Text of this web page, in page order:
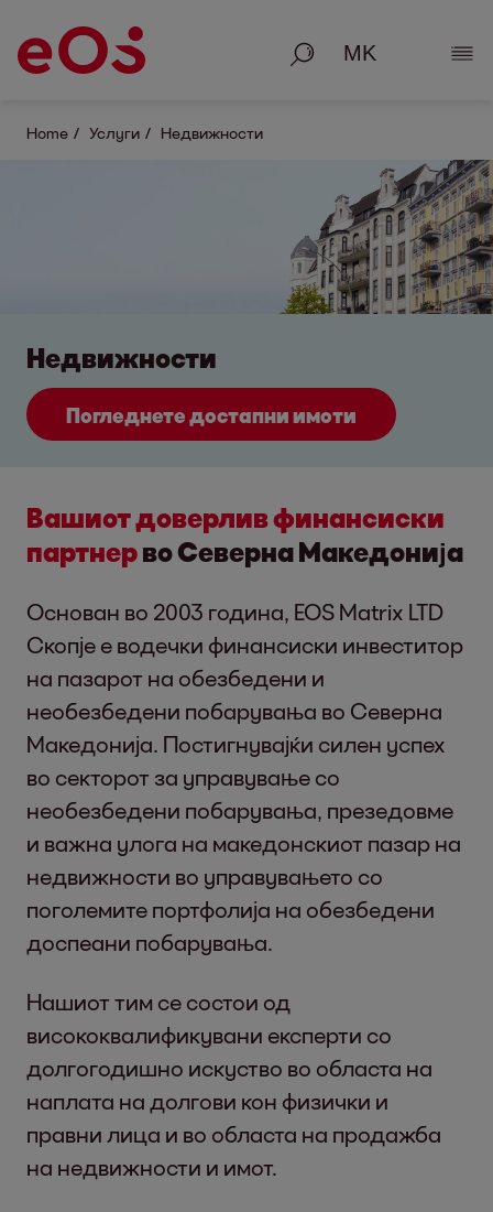
Пребарување
Home Услуги Недвижности
Недвижности
Погледнете достапни имоти
Вашиот доверлив финансиски
партнерво Северна Македонија
Основан во 2003 година, EOS Matrix LTD
Скопје е водечки финансиски инвеститор
на пазарот на обезбедени и
необезбедени побарувања во Северна
Македонија. Постигнувајќи силен успех
во секторот за управување со
необезбедени побарувања, презедовме
и важна улога на македонскиот пазар на
недвижности во управувањето со
поголемите портфолија на обезбедени
доспеани побарувања.
Нашиот тим се состои од
висококвалификувани експерти со
долгогодишно искуство во областа на
наплата на долгови кон физички и
правни лица и во областа на продажба
на недвижности и имот.